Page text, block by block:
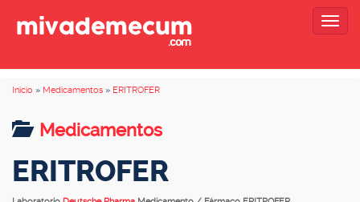
Inicio » Medicamentos » ERITROFER
Medicamentos
ERITROFER